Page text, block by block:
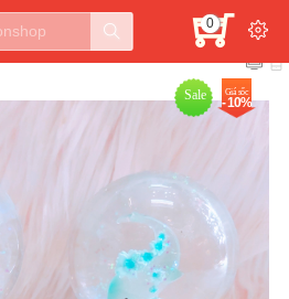
0
Sale Giá sốc
- 10%